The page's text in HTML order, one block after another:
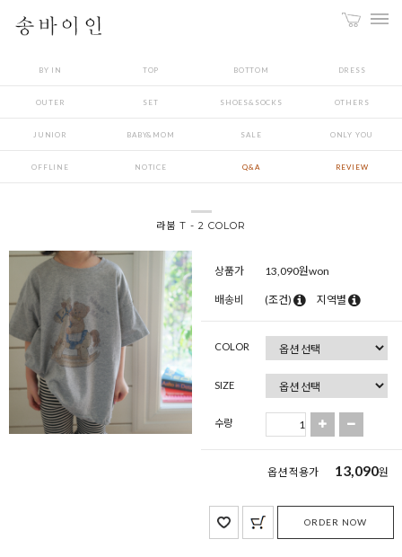
BY IN TOP BOTTOM DRESS
OUTER SET SHOES&SOCKS OTHERS
JUNIOR BABY&MOM SALE ONLY YOU
OFFLINE NOTICE Q&A REVIEW
라붐 T - 2 COLOR
상품가 13,090원won
배송비 (조건) 지역별
COLOR
SIZE
수량
옵션 적용가 13,090원
ORDER NOW